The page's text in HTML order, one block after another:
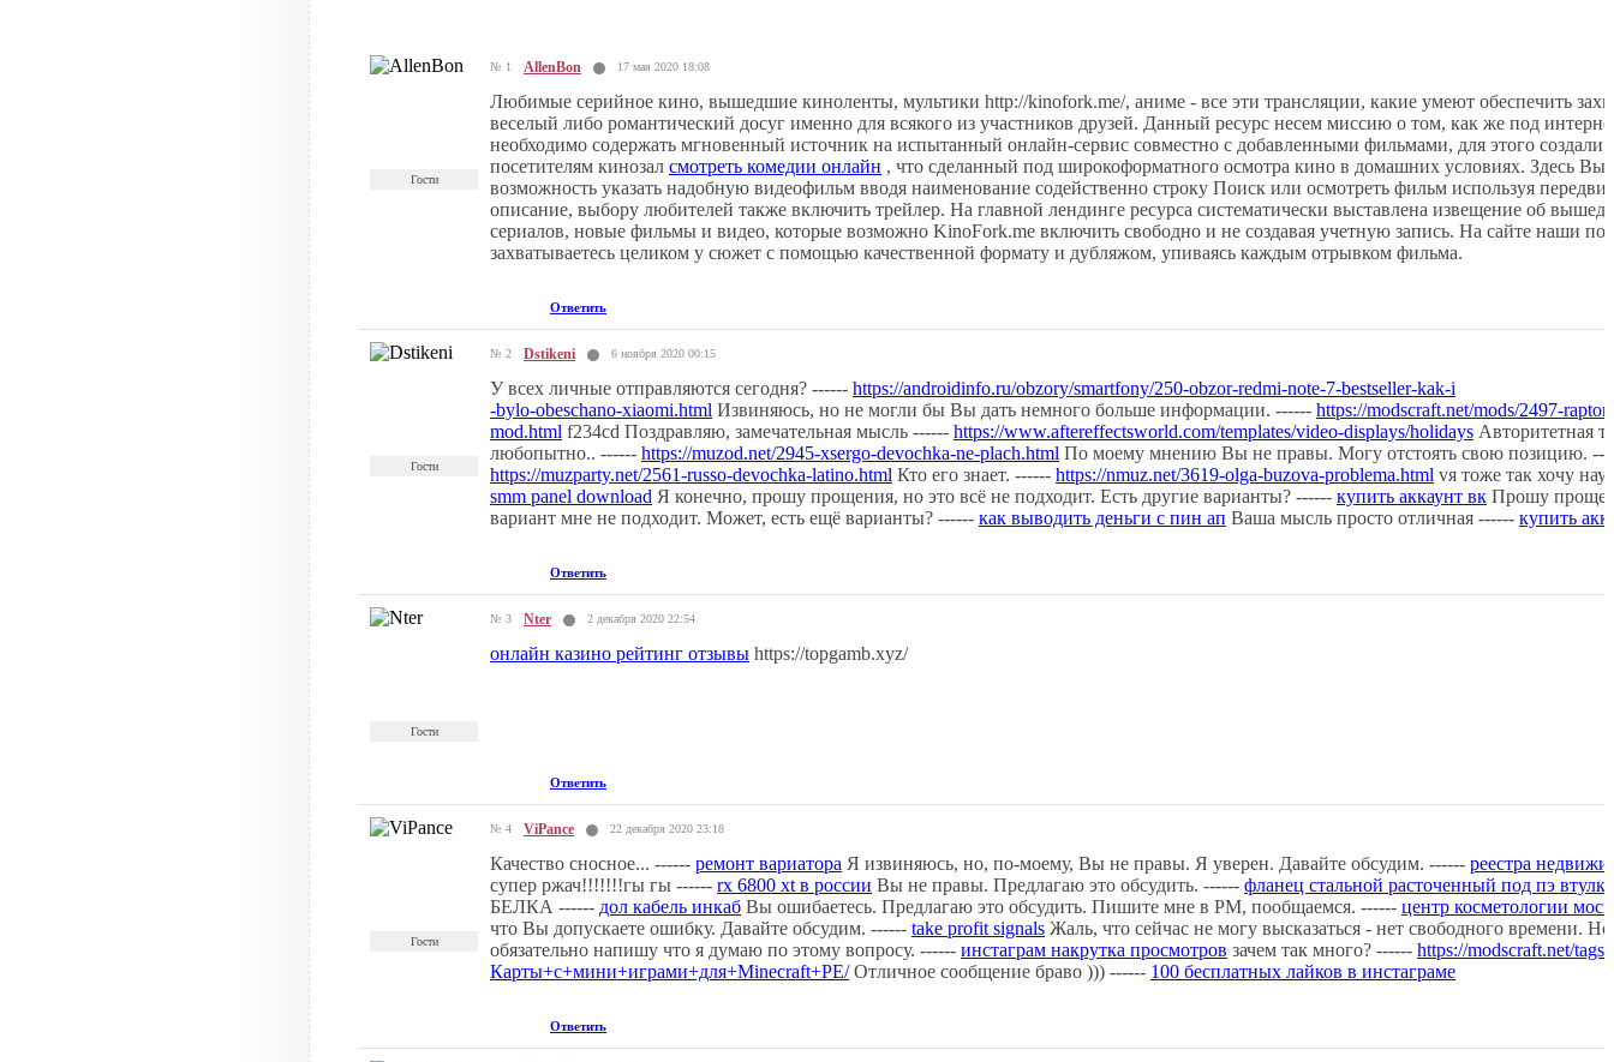
Гости
№ 1 AllenBon 17 мая 2020 18:08
Любимые серийное кино, вышедшие киноленты, мультики http://kinofork.me/, аниме - все эти трансляции, какие умеют обеспечить
веселый либо романтический досуг именно для всякого из участников друзей. Данный ресурс несем миссию о том, как же под
необходимо содержать мгновенный источник на испытанный онлайн-сервис совместно с добавленными фильмами, для этого создали
посетителям кинозал смотреть комедии онлайн , что сделанный под широкоформатного осмотра кино в домашних условиях. Здесь Вы
возможность указать надобную видеофильм вводя наименование содейственно строку Поиск или осмотреть фильм используя
описание, выбору любителей также включить трейлер. На главной лендинге ресурса систематически выставлена извещение об
сериалов, новые фильмы и видео, которые возможно KinoFork.me включить свободно и не создавая учетную запись. На сайте наши
захватываетесь целиком у сюжет с помощью качественной формату и дубляжом, упиваясь каждым отрывком фильма.
Ответить
Гости
№ 2 Dstikeni 6 ноября 2020 00:15
У всех личные отправляются сегодня? ------ https://androidinfo.ru/obzory/smartfony/250-obzor-redmi-note-7-bestseller-kak-i
-bylo-obeschano-xiaomi.html Извиняюсь, но не могли бы Вы дать немного больше информации. ------ https://modscraft.net/mods/2497-
mod.html f234cd Поздравляю, замечательная мысль ------ https://www.aftereffectsworld.com/templates/video-displays/holidays Авторитетная
любопытно.. ------ https://muzod.net/2945-xsergo-devochka-ne-plach.html По моему мнению Вы не правы. Могу отстоять свою позицию.
https://muzparty.net/2561-russo-devochka-latino.html Кто его знает. ------ https://nmuz.net/3619-olga-buzova-problema.html vя тоже так хочу
smm panel download Я конечно, прошу прощения, но это всё не подходит. Есть другие варианты? ------ купить аккаунт вк Прошу
вариант мне не подходит. Может, есть ещё варианты? ------ как выводить деньги с пин ап Ваша мысль просто отличная ------ купить
Ответить
Гости
№ 3 Nter 2 декабря 2020 22:54
онлайн казино рейтинг отзывы https://topgamb.xyz/
Ответить
Гости
№ 4 ViPance 22 декабря 2020 23:18
Качество сносное... ------ ремонт вариатора Я извиняюсь, но, по-моему, Вы не правы. Я уверен. Давайте обсудим. ------ реестра
супер ржач!!!!!!!гы гы ------ rx 6800 xt в россии Вы не правы. Предлагаю это обсудить. ------ фланец стальной расточенный под пэ втулку
БЕЛКА ------ дол кабель инкаб Вы ошибаетесь. Предлагаю это обсудить. Пишите мне в PM, пообщаемся. ------ центр косметологии
что Вы допускаете ошибку. Давайте обсудим. ------ take profit signals Жаль, что сейчас не могу высказаться - нет свободного времени.
обязательно напишу что я думаю по этому вопросу. ------ инстаграм накрутка просмотров зачем так много? ------ https://modscraft.net/tags/
Карты+с+мини+играми+для+Minecraft+PE/Отличное сообщение браво ))) ------ 100 бесплатных лайков в инстаграме
Ответить